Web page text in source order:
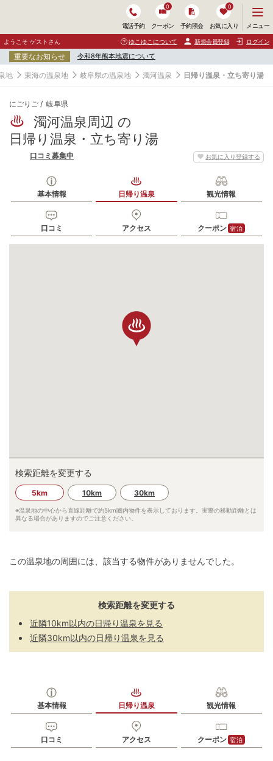
電話予約 クーポン
0
予約照会 お気に入り
0
ニ
ュ
ー
開
く
メニュー
ようこそ ゲストさん ゆこゆこについて 新規会員登録 ログイン
重要なお知らせ 令和8年熊本地震について
地 東海の温泉地 岐阜県の温泉地 濁河温泉 日帰り温泉・立ち寄り湯
にごりご 岐阜県
濁河温泉周辺 の
日帰り温泉・立ち寄り湯
お気に入り登録する
口コミ募集中
基本情報 日帰り温泉 観光情報
口コミ アクセス クーポン 宿泊
検索距離を変更する
5km 10km 30km
※温泉地の中心から直線距離で約5km圏内物件を表示しております。実際の移動距離とは
異なる場合がありますのでご注意ください。
この温泉地の周囲には、該当する物件がありませんでした。
検索距離を変更する
近隣10km以内の日帰り温泉を見る
近隣30km以内の日帰り温泉を見る
基本情報 日帰り温泉 観光情報
口コミ アクセス クーポン 宿泊